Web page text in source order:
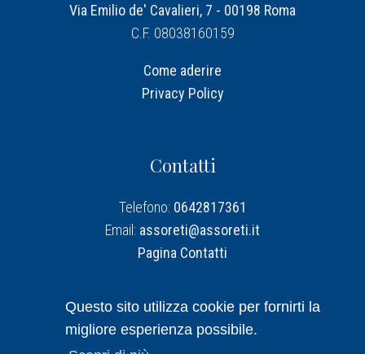
Questo sito utilizza cookie per fornirti la
migliore esperienza possibile.
Via Emilio de' Cavalieri, 7 - 00198 Roma
C.F. 08038160159
Come aderire
Privacy Policy
Contatti
Telefono: 0642817361
Email: assoreti@assoreti.it
Pagina Contatti